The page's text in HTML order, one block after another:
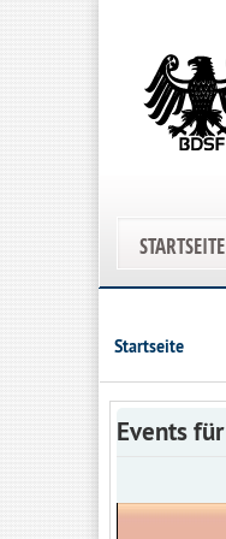
STARTSEITE
Startseite
Events für